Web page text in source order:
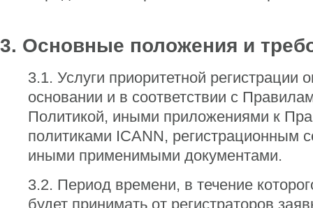
3. Основные положения и
3.1. Услуги приоритетной регистрации
основании и в соответствии с
Политикой, иными приложениями к
политиками ICANN, регистрационным
иными применимыми документами.
3.2. Период времени, в течение
будет принимать от регистраторов